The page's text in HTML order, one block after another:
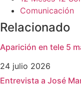
Comunicación
Relacionado
Aparición en tele 5
24 julio 2026
Entrevista a José